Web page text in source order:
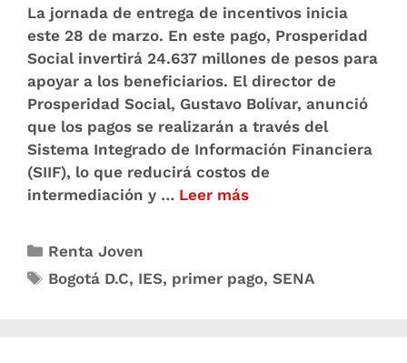
La jornada de entrega de incentivos inicia
este 28 de marzo. En este pago, Prosperidad
Social invertirá 24.637 millones de pesos para
apoyar a los beneficiarios. El director de
Prosperidad Social, Gustavo Bolívar, anunció
que los pagos se realizarán a través del
Sistema Integrado de Información Financiera
(SIIF), lo que reducirá costos de
intermediación y … Leer más
Renta Joven
Bogotá D.C, IES, primer pago,SENA